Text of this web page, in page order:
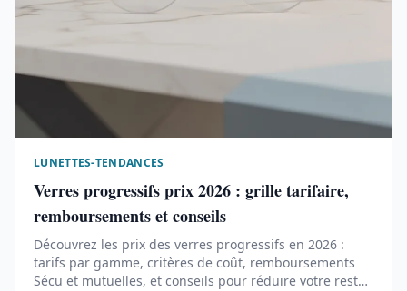
LUNETTES-TENDANCES
Verres progressifs prix 2026 : grille tarifaire,
remboursements et conseils
Découvrez les prix des verres progressifs en 2026 :
tarifs par gamme, critères de coût, remboursements
Sécu et mutuelles, et conseils pour réduire votre reste